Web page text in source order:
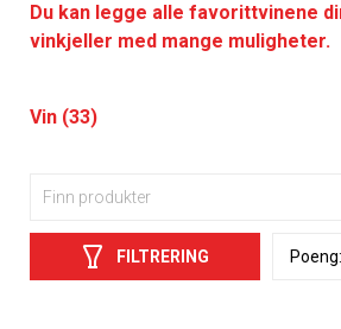
Du kan legge alle favorittvinene
vinkjeller med mange muligheter.
Vin (33)
FILTRERING